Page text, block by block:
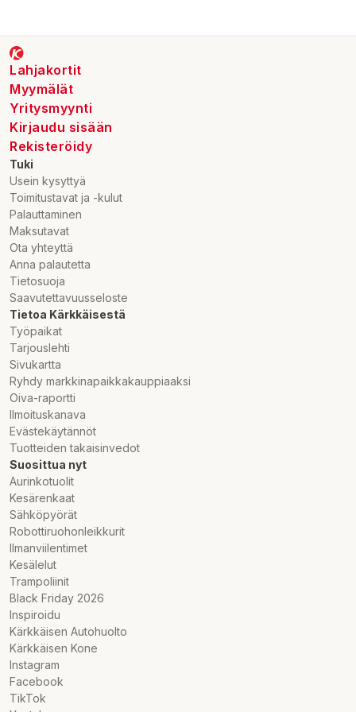
Lahjakortit
Myymälät
Yritysmyynti
Kirjaudu sisään
Rekisteröidy
Tuki
Usein kysyttyä
Toimitustavat ja -kulut
Palauttaminen
Maksutavat
Ota yhteyttä
Anna palautetta
Tietosuoja
Saavutettavuusseloste
Tietoa Kärkkäisestä
Työpaikat
Tarjouslehti
Sivukartta
Ryhdy markkinapaikkakauppiaaksi
Oiva-raportti
Ilmoituskanava
Evästekäytännöt
Tuotteiden takaisinvedot
Suosittua nyt
Aurinkotuolit
Kesärenkaat
Sähköpyörät
Robottiruohonleikkurit
Ilmanviilentimet
Kesälelut
Trampoliinit
Black Friday 2026
Inspiroidu
Kärkkäisen Autohuolto
Kärkkäisen Kone
Instagram
Facebook
TikTok